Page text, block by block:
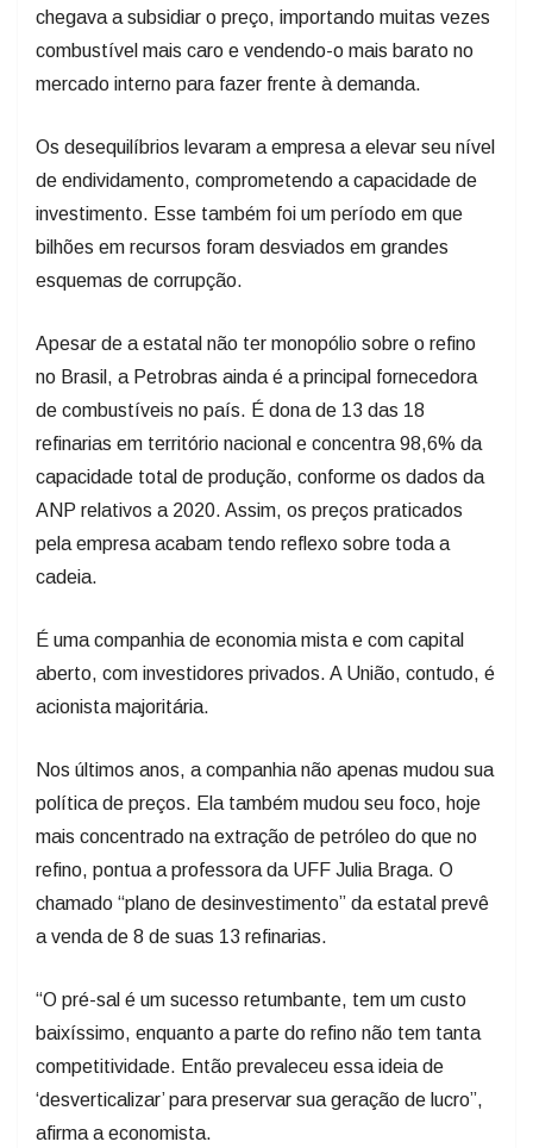
chegava a subsidiar o preço, importando muitas vezes
combustível mais caro e vendendo-o mais barato no
mercado interno para fazer frente à demanda.
Os desequilíbrios levaram a empresa a elevar seu nível
de endividamento, comprometendo a capacidade de
investimento. Esse também foi um período em que
bilhões em recursos foram desviados em grandes
esquemas de corrupção.
Apesar de a estatal não ter monopólio sobre o refino
no Brasil, a Petrobras ainda é a principal fornecedora
de combustíveis no país. É dona de 13 das 18
refinarias em território nacional e concentra 98,6% da
capacidade total de produção, conforme os dados da
ANP relativos a 2020. Assim, os preços praticados
pela empresa acabam tendo reflexo sobre toda a
cadeia.
É uma companhia de economia mista e com capital
aberto, com investidores privados. A União, contudo, é
acionista majoritária.
Nos últimos anos, a companhia não apenas mudou sua
política de preços. Ela também mudou seu foco, hoje
mais concentrado na extração de petróleo do que no
refino, pontua a professora da UFF Julia Braga. O
chamado “plano de desinvestimento” da estatal prevê
a venda de 8 de suas 13 refinarias.
“O pré-sal é um sucesso retumbante, tem um custo
baixíssimo, enquanto a parte do refino não tem tanta
competitividade. Então prevaleceu essa ideia de
‘desverticalizar’ para preservar sua geração de lucro”,
afirma a economista.